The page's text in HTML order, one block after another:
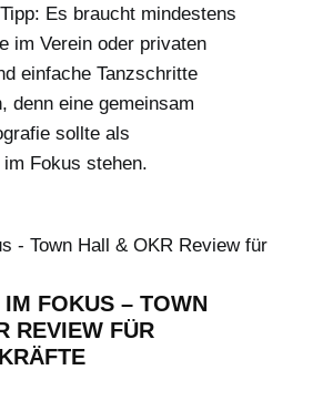
Es braucht mindestens
im Verein oder privaten
einfache Tanzschritte
denn eine gemeinsam
sollte als
Fokus stehen.
FOKUS – TOWN
REVIEW FÜR